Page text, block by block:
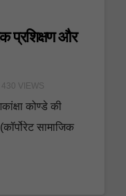
प्रशिक्षण और
430 VIEWS
कोण्डे की
सामाजिक